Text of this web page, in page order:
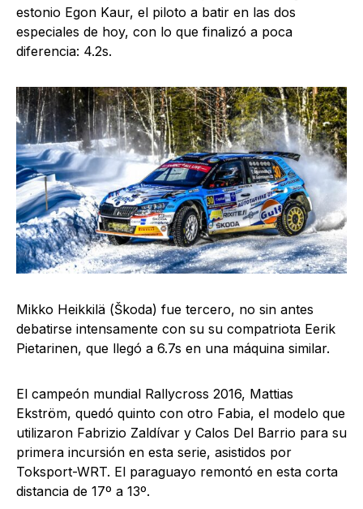
estonio Egon Kaur, el piloto a batir en las dos
especiales de hoy, con lo que finalizó a poca
diferencia: 4.2s.
Mikko Heikkilä (Škoda) fue tercero, no sin antes
debatirse intensamente con su su compatriota Eerik
Pietarinen, que llegó a 6.7s en una máquina similar.
El campeón mundial Rallycross 2016, Mattias
Ekström, quedó quinto con otro Fabia, el modelo que
utilizaron Fabrizio Zaldívar y Calos Del Barrio para su
primera incursión en esta serie, asistidos por
Toksport-WRT. El paraguayo remontó en esta corta
distancia de 17º a 13º.